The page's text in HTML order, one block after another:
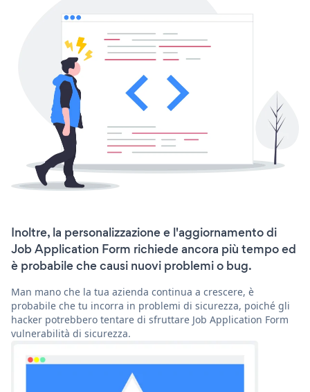
Inoltre, la personalizzazione e l'aggiornamento di
Job Application Form richiede ancora più tempo ed
è probabile che causi nuovi problemi o bug.
Man mano che la tua azienda continua a crescere, è
probabile che tu incorra in problemi di sicurezza, poiché gli
hacker potrebbero tentare di sfruttare Job Application Form
vulnerabilità di sicurezza.